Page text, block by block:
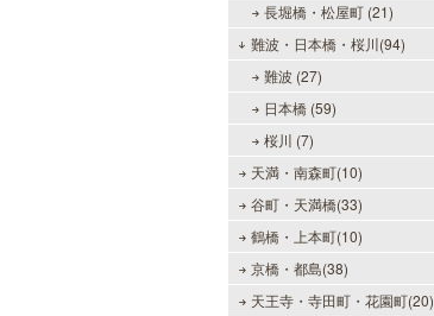
長堀橋・松屋町 (21)
難波・日本橋・桜川(94)
難波 (27)
日本橋 (59)
桜川 (7)
天満・南森町(10)
谷町・天満橋(33)
鶴橋・上本町(10)
京橋・都島(38)
天王寺・寺田町・花園町(20)